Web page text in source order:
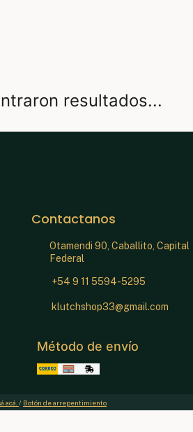
resultados...
Contactanos
Otamendi 90, Caballito, Capital
Federal
+54 9 11 5594-5295
klutchshop33@gmail.com
Método de envío
acá. / Botón de arrepentimiento